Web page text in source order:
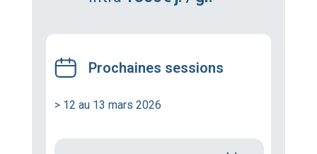
Prochaines sessions
> 12 au 13 mars 2026